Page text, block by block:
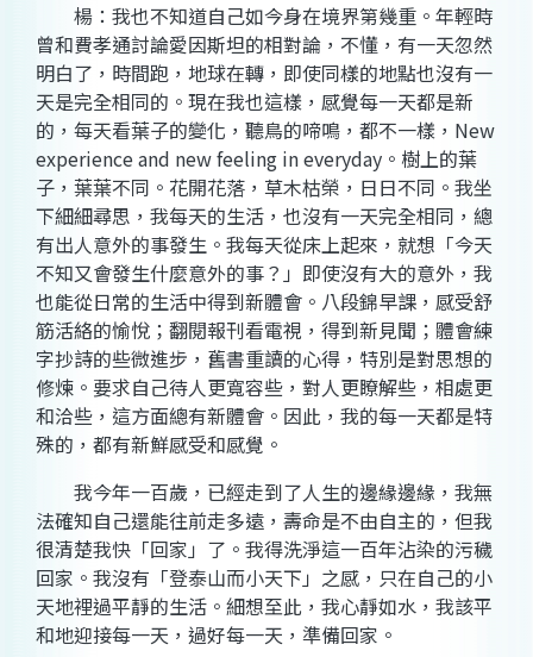
楊：我也不知道自己如今身在境界第幾重。年輕時
曾和費孝通討論愛因斯坦的相對論，不懂，有一天忽然
明白了，時間跑，地球在轉，即使同樣的地點也沒有一
天是完全相同的。現在我也這樣，感覺每一天都是新
的，每天看葉子的變化，聽鳥的啼鳴，都不一樣，New
experience and new feeling in everyday。樹上的葉
子，葉葉不同。花開花落，草木枯榮，日日不同。我坐
下細細尋思，我每天的生活，也沒有一天完全相同，總
有出人意外的事發生。我每天從床上起來，就想「今天
不知又會發生什麼意外的事？」即使沒有大的意外，我
也能從日常的生活中得到新體會。八段錦早課，感受舒
筋活絡的愉悅；翻閱報刊看電視，得到新見聞；體會練
字抄詩的些微進步，舊書重讀的心得，特別是對思想的
修煉。要求自己待人更寬容些，對人更瞭解些，相處更
和洽些，這方面總有新體會。因此，我的每一天都是特
殊的，都有新鮮感受和感覺。
我今年一百歲，已經走到了人生的邊緣邊緣，我無
法確知自己還能往前走多遠，壽命是不由自主的，但我
很清楚我快「回家」了。我得洗淨這一百年沾染的污穢
回家。我沒有「登泰山而小天下」之感，只在自己的小
天地裡過平靜的生活。細想至此，我心靜如水，我該平
和地迎接每一天，過好每一天，準備回家。